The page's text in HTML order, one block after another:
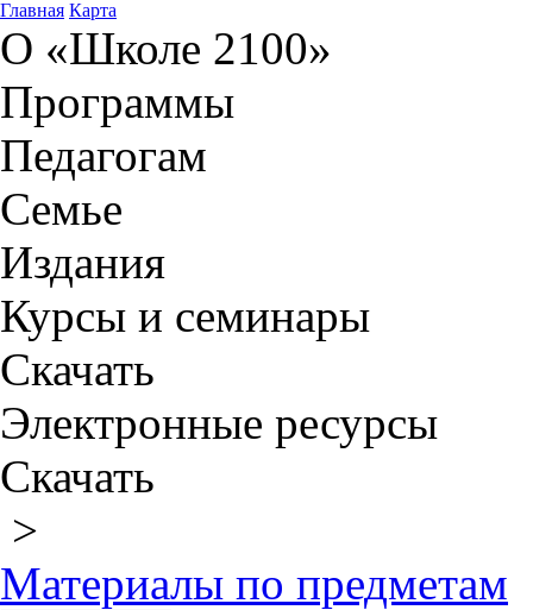
Главная Карта
О «Школе 2100»
Программы
Педагогам
Семье
Издания
Курсы и семинары
Скачать
Электронные ресурсы
Скачать
>
Материалы по предметам